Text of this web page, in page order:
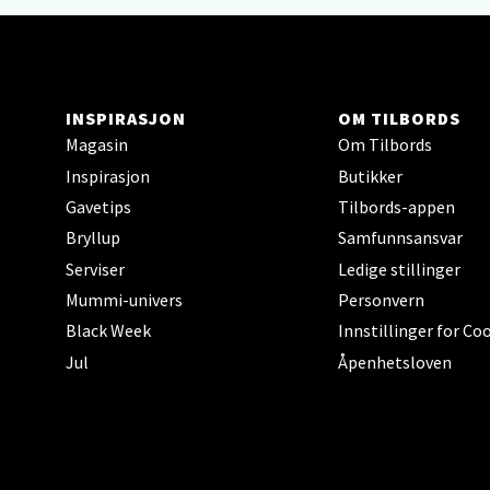
INSPIRASJON
Magasin
Inspirasjon
Gavetips
Bryllup
Serviser
Mummi-univers
Black Week
Jul
OM TILBORDS
Om Tilbords
Butikker
Tilbords-appen
Samfunnsansvar
Ledige stillinger
Personvern
Innstillinger for
Åpenhetsloven
Åpent i
0 i